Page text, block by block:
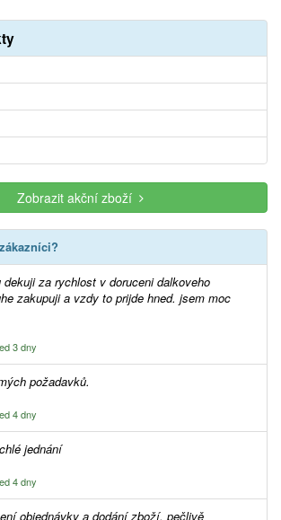
Zobrazit akční zboží
zakupuji a vzdy to prijde hned. jsem moc
3 dny
požadavků.
4 dny
jednání
4 dny